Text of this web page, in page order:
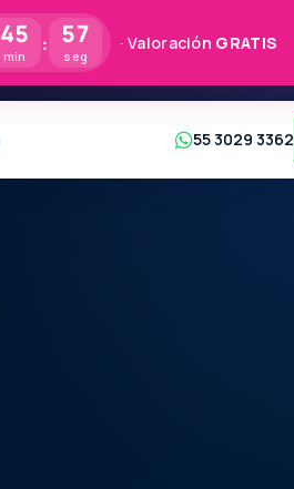
45
min : 56
seg
· Valoración GRATIS
55 3029 3362